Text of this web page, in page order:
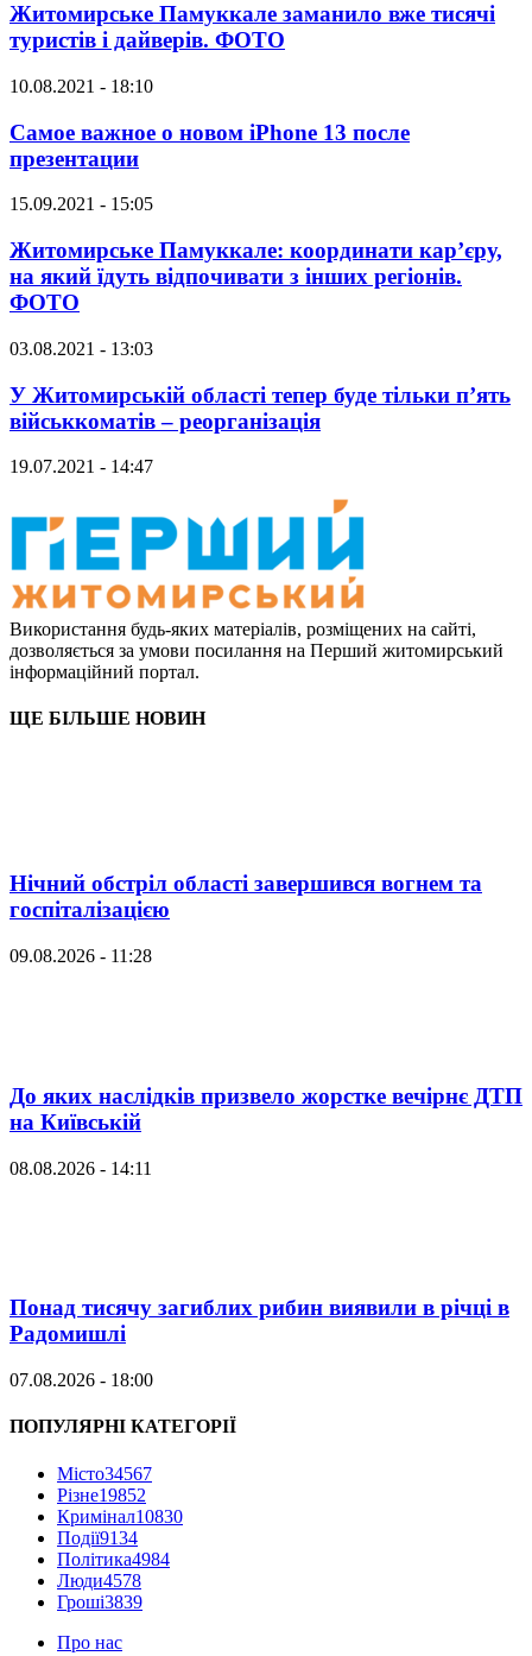
Житомирське Памуккале заманило вже тисячі
туристів і дайверів. ФОТО
10.08.2021 - 18:10
Самое важное о новом iPhone 13 после
презентации
15.09.2021 - 15:05
Житомирське Памуккале: координати кар’єру,
на який їдуть відпочивати з інших регіонів.
ФОТО
03.08.2021 - 13:03
У Житомирській області тепер буде тільки п’ять
військкоматів – реорганізація
19.07.2021 - 14:47
Використання будь-яких матеріалів, розміщених на сайті,
дозволяється за умови посилання на Перший житомирський
інформаційний портал.
ЩЕ БІЛЬШЕ НОВИН
Нічний обстріл області завершився вогнем та
госпіталізацією
09.08.2026 - 11:28
До яких наслідків призвело жорстке вечірнє ДТП
на Київській
08.08.2026 - 14:11
Понад тисячу загиблих рибин виявили в річці в
Радомишлі
07.08.2026 - 18:00
ПОПУЛЯРНІ КАТЕГОРІЇ
Місто34567
Різне19852
Кримінал10830
Події9134
Політика4984
Люди4578
Гроші3839
Про нас